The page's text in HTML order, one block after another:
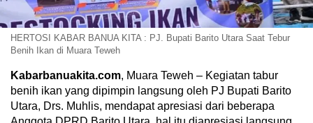
HERTOSI KABAR BANUA KITA : PJ. Bupati Barito Utara Saat Tebur
Benih Ikan di Muara Teweh
Kabarbanuakita.com, Muara Teweh – Kegiatan tabur
benih ikan yang dipimpin langsung oleh PJ Bupati Barito
Utara, Drs. Muhlis, mendapat apresiasi dari beberapa